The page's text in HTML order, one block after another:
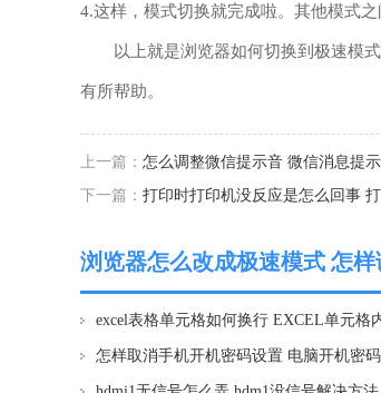
4.这样，模式切换就完成啦。其他模式之
以上就是浏览器如何切换到极速模式
有所帮助。
上一篇： 怎么调整微信提示音 微信消息提
下一篇： 打印时打印机没反应是怎么回事
浏览器怎么改成极速模式 怎
excel表格单元格如何换行 EXCEL单元格
怎样取消手机开机密码设置 电脑开机密